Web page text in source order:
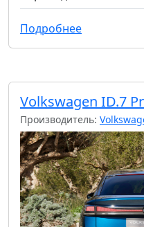
Подробнее
Volkswagen ID.7
Производитель:
Предыдущий